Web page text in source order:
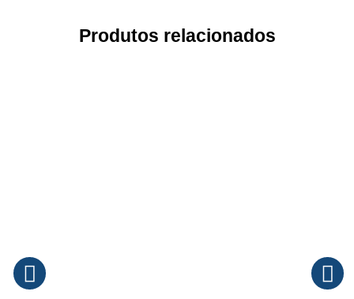
Produtos relacionados